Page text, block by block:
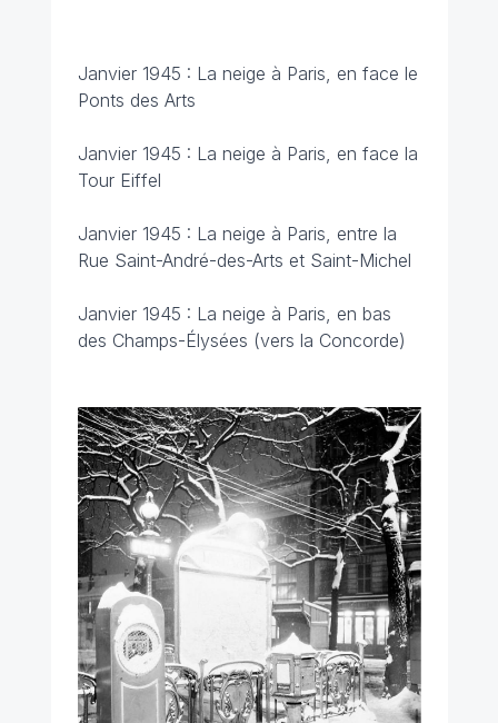
Janvier 1945 : La neige à Paris, en face le
Ponts des Arts
Janvier 1945 : La neige à Paris, en face la
Tour Eiffel
Janvier 1945 : La neige à Paris, entre la
Rue Saint-André-des-Arts et Saint-Michel
Janvier 1945 : La neige à Paris, en bas
des Champs-Élysées (vers la Concorde)